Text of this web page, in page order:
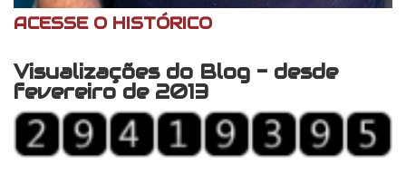
ACESSE O HISTÓRICO
Visualizações do Blog - desde
fevereiro de 2013